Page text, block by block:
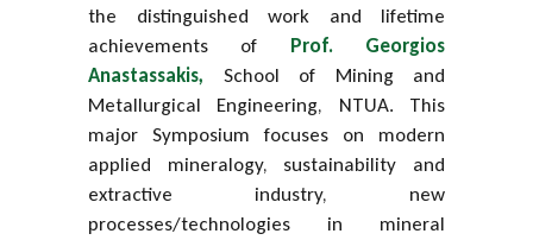
the distinguished work and lifetime
achievements of Prof. Georgios
Anastassakis, School of Mining and
Metallurgical Engineering, NTUA.
This
major Symposium focuses on modern
applied mineralogy, sustainability and
extractive industry, new
processes/technologies in mineral